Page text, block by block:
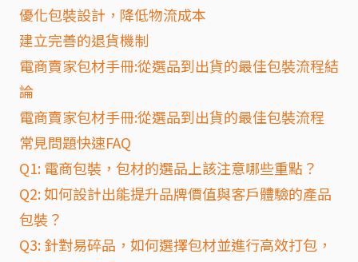
優化包裝設計，降低物流成本
建立完善的退貨機制
電商賣家包材手冊:從選品到出貨的最佳包裝流程結
論
電商賣家包材手冊:從選品到出貨的最佳包裝流程
常見問題快速FAQ
Q1: 電商包裝，包材的選品上該注意哪些重點？
Q2: 如何設計出能提升品牌價值與客戶體驗的產品
包裝？
Q3: 針對易碎品，如何選擇包材並進行高效打包，